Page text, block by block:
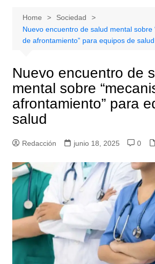
Home
Sociedad
Nuevo encuentro de salud mental sobre
de afrontamiento” para equipos de salud
Nuevo encuentro de
mental sobre
afrontamiento” para
salud
Redacción junio 18, 2025 0